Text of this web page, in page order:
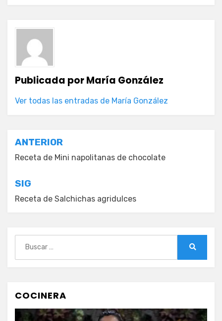
Publicada porMaría González
Ver todas las entradas de María González
Navegación
de
entradas
ANTERIOR
Receta de Mini napolitanas de chocolate
SIG
Receta de Salchichas agridulces
COCINERA